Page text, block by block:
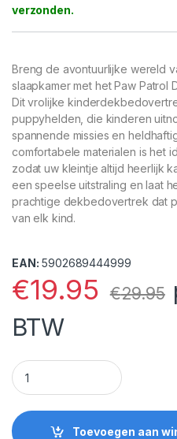
Breng de avontuurlijke wereld
slaapkamer met het Paw Patrol
Dit vrolijke
puppyhelden, die kinderen
spannende missies en
comfortabele materialen is het
zodat uw kleintje altijd heerlijk
een speelse uitstraling en laat
prachtige dekbedovertrek dat
van elk kind.
EAN: 5902689444999
€19.95 €29.95
BTW
Paw Patrol Dekbedovertrek
Toevoegen aan